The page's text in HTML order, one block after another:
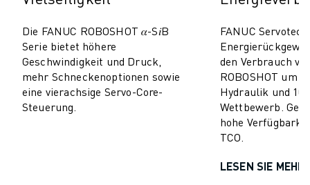
FANUC AKADEMIE
BRANCHEN-LÖSUNGEN
LÖSUNGEN FÜR DIE AUSBILDUNG
WORLDSKILLS & YOUNG TALENTS
BILDUNGSVERANSTALTUNGEN
NEWS & MEDIA
Die FANUC ROBOSHOT 𝛼-S𝑖B
Serie bietet höhere
Geschwindigkeit und Druck,
mehr Schneckenoptionen sowie
eine vierachsige Servo-Core-
Steuerung.
FANUC
den Verbrauch
ROBOSHOT um
Hydraulik und
Wettbewerb.
hohe
TCO.
LESEN SIE MEHR